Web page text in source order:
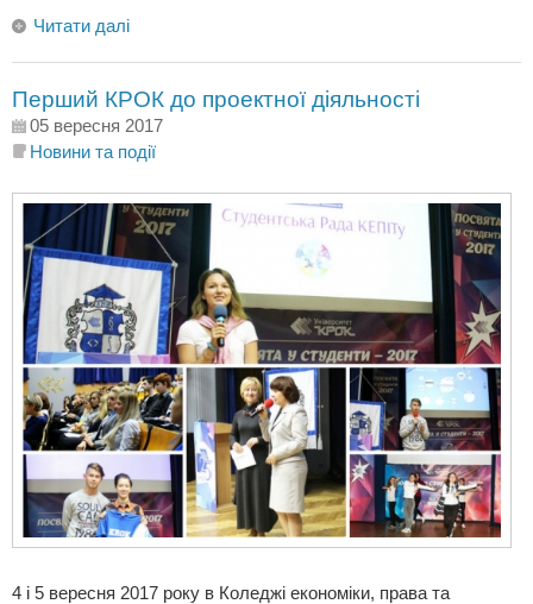
Читати далі
Перший КРОК до проектної діяльності
05 вересня 2017
Новини та події
4 і 5 вересня 2017 року в Коледжі економіки, права та